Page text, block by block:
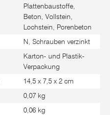
Plattenbaustoffe,
Beton, Vollstein,
Lochstein, Porenbeton
N, Schrauben verzinkt
Karton- und Plastik-
Verpackung
14,5 x 7,5 x 2 cm
0,07 kg
0,06 kg